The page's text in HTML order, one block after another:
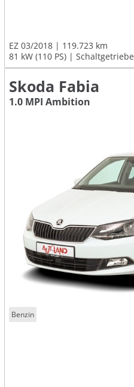
EZ 03/2018
119.723 km
81 kW (110 PS)
Schaltgetriebe
Skoda Fabia
1.0 MPI Ambition
Benzin